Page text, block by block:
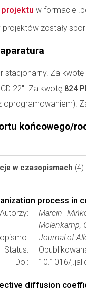
w formacie
projektów zostały
stacjonarny. Za kwotę
22". Za kwotę 824
oprogramowaniem).
końcowego/
w czasopismach (4)
process in
Autorzy:
Marcin
Molenkamp,
Journal of
Status:
Doi:
10.1016/
diffusion